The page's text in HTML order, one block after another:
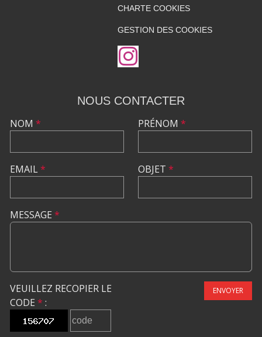
CHARTE COOKIES
GESTION DES COOKIES
NOUS CONTACTER
NOM *
EMAIL*
PRÉNOM *
OBJET *
MESSAGE *
VEUILLEZ RECOPIER LE
CODE * :
ENVOYER